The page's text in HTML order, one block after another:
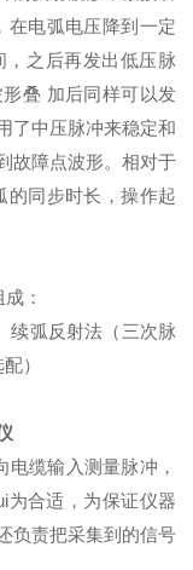
在电弧电压降到一定
之后再发出低压脉
叠 加后同样可以发
了中压脉冲来稳定和
故障点波形。相对于
的同步时长，操作起
：
续弧反射法（三次脉
）
缆输入测量脉冲，
为合适，为保证仪器
负责把采集到的信号